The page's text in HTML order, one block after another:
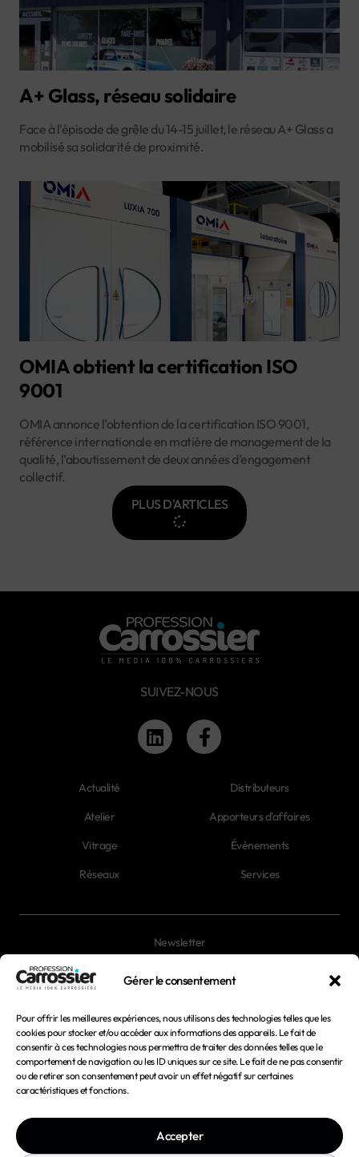
Gérer le consentement
Pour offrir les meilleures expériences, nous utilisons des technologies telles que les
cookies pour stocker et/ou accéder aux informations des appareils. Le fait de
consentir à ces technologies nous permettra de traiter des données telles que le
comportement de navigation ou les ID uniques sur ce site. Le fait de ne pas consentir
ou de retirer son consentement peut avoir un effet négatif sur certaines
caractéristiques et fonctions.
Accepter
A+ Glass, réseau solidaire
Face à l’épisode de grêle du 14-15 juillet, le réseau A+ Glass a
mobilisé sa solidarité de proximité.
OMIA obtient la certification ISO
9001
OMIA annonce l’obtention de la certification ISO 9001,
référence internationale en matière de management de la
qualité, l’aboutissement de deux années d’engagement
collectif.
PLUS D'ARTICLES
SUIVEZ-NOUS
Actualité
Atelier
Vitrage
Réseaux
Distributeurs
Apporteurs d'affaires
Évènements
Services
Newsletter
Mentions légales
Conditions générales d'utilisation
Conditions générales de vente
Politique de cookies